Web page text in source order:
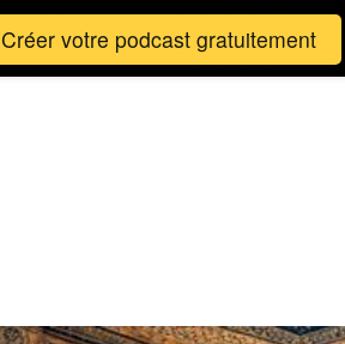
Créer votre podcast gratuitement